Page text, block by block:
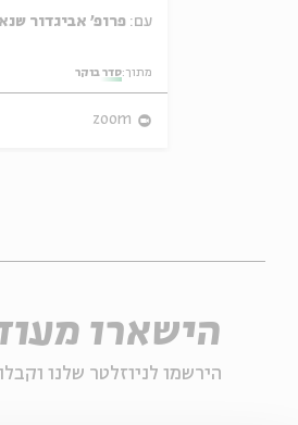
עם:
מתוך:סדר בוקר
zoom
הישארו
הירשמו לניוזלטר שלנו